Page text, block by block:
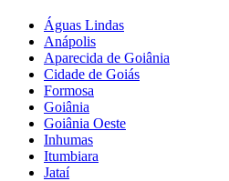
Águas Lindas
Anápolis
Aparecida de Goiânia
Cidade de Goiás
Formosa
Goiânia
Goiânia Oeste
Inhumas
Itumbiara
Jataí